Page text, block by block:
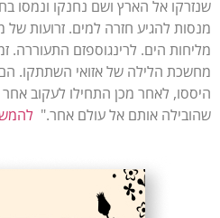
שנזרקו אל הארץ ושם נחנקו ונמסו
מנסות להגיע חזרה למים. זרועות של
מליחות הים. לרינגוספזם התעוררה.
מחשכת הלילה של אזואי השתתקו.
היססו, לאחר מכן התחילו לעקוב
שהובילה אותם אל עולם אחר."